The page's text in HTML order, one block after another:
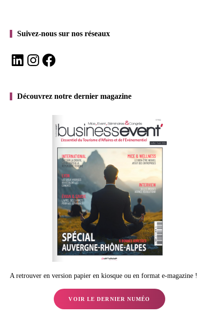
Suivez-nous sur nos réseaux
LinkedInInstagramFacebook
Découvrez notre dernier magazine
A retrouver en version papier en kiosque ou en format e-magazine !
VOIR LE DERNIER NUMÉO